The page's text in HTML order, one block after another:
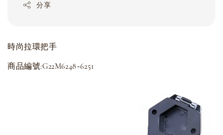
分享
時尚拉環把手
商品編號:G22M6248~6251